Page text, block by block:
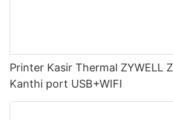
Printer Kasir Thermal ZYWELL
Kanthi port USB+WIFI